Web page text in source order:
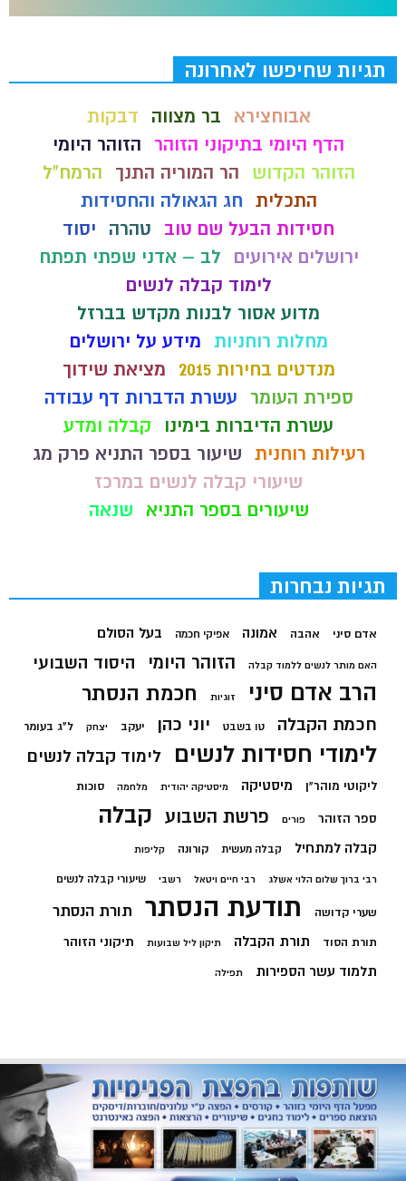
תגיות שחיפשו לאחרונה
אבוחצירא בר מצווה
דבקות
הדף היומי בתיקוני הזוהר
הזוהר היומי
הזוהר הקדוש
הר המוריה התנך
הרמח"ל
התכלית חג הגאולה והחסידות
חסידות הבעל שם טוב
טהרה
יסוד
ירושלים אירועים
לב – אדני שפתי תפתח
לימוד קבלה לנשים
מדוע אסור לבנות מקדש בברזל
מחלות רוחניות מידע על ירושלים
מנדטים בחירות 2015
מציאת שידוך
ספירת העומר
עשרת הדברות דף עבודה
עשרת הדיברות בימינו
קבלה ומדע
רעילות רוחנית שיעור בספר התניא פרק מג
שיעורי קבלה לנשים במרכז
שיעורים בספר התניא
שנאה
תגיות נבחרות
אדם סיני אהבה אמונה אפיקי חכמה בעל הסולם
האם מותר לנשים ללמוד קבלה הזוהר היומי היסוד השבועי
הרב אדם סיני זוגיות חכמת הנסתר
חכמת הקבלה טו בשבט יוני כהן יעקב יצחק ל"ג בעומר
לימודי חסידות לנשים לימוד קבלה לנשים
ליקוטי מוהר"ן מיסטיקה מיסטיקה יהודית מלחמה סוכות
ספר הזוהר פורים פרשת השבוע קבלה
קבלה למתחיל קבלה מעשית קורונה קליפות
רבי ברוך שלום הלוי אשלג רבי חיים ויטאל רשבי שיעורי קבלה לנשים
שערי קדושה תודעת הנסתר תורת הנסתר
תורת הסוד תורת הקבלה תיקון ליל שבועות תיקוני הזוהר
תלמוד עשר הספירות תפילה